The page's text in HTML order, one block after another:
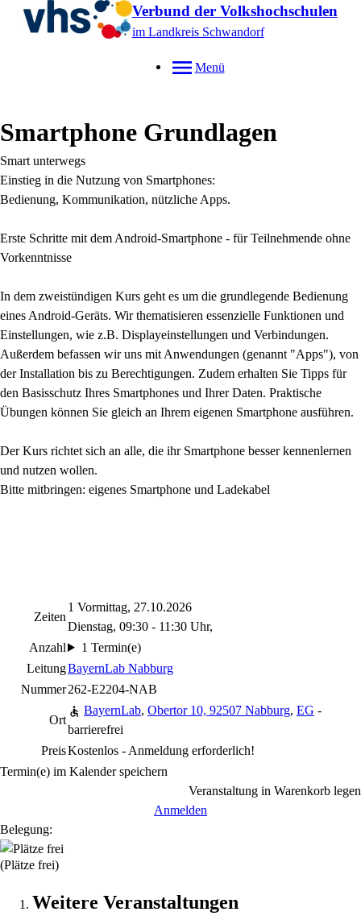
Verbund der Volkshochschulen
im Landkreis Schwandorf
Menü
Smartphone Grundlagen
Smart unterwegs
Einstieg in die Nutzung von Smartphones:
Bedienung, Kommunikation, nützliche Apps.
Erste Schritte mit dem Android-Smartphone - für Teilnehmende ohne
Vorkenntnisse
In dem zweistündigen Kurs geht es um die grundlegende Bedienung
eines Android-Geräts. Wir thematisieren essenzielle Funktionen und
Einstellungen, wie z.B. Displayeinstellungen und Verbindungen.
Außerdem befassen wir uns mit Anwendungen (genannt "Apps"), von
der Installation bis zu Berechtigungen. Zudem erhalten Sie Tipps für
den Basisschutz Ihres Smartphones und Ihrer Daten. Praktische
Übungen können Sie gleich an Ihrem eigenen Smartphone ausführen.
Der Kurs richtet sich an alle, die ihr Smartphone besser kennenlernen
und nutzen wollen.
Bitte mitbringen: eigenes Smartphone und Ladekabel
Zeiten
1 Vormittag, 27.10.2026
Dienstag, 09:30 - 11:30 Uhr,
Anzahl
1 Termin(e)
LeitungBayernLab Nabburg
Nummer262-E2204-NAB
Ort
BayernLab, Obertor 10, 92507 Nabburg, EG -
barrierefrei
PreisKostenlos - Anmeldung erforderlich!
Termin(e) im Kalender speichern
Veranstaltung in Warenkorb legen
Anmelden
Belegung:
(Plätze frei)
Weitere Veranstaltungen